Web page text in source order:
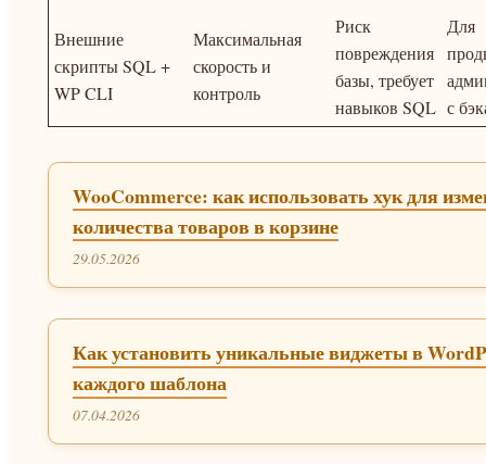
Внешние
скрипты SQL +
WP CLI
Максимальная
скорость и
контроль
Риск
повреждения
базы, требует
навыков SQL
Для
с
WooCommerce: как использовать хук для
количества товаров в корзине
29.05.2026
Как установить уникальные виджеты в
каждого шаблона
07.04.2026